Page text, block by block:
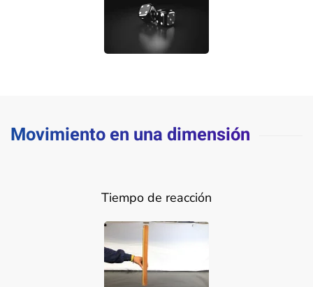
Movimiento en una dimensión
Tiempo de reacción